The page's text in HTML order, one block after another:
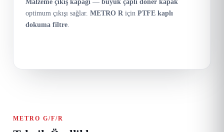
Malzeme çıkış kapağı — büyük çaplı döner kapak
optimum çıkışı sağlar. METRO R için PTFE kaplı
dokuma filtre
METRO G/F/R